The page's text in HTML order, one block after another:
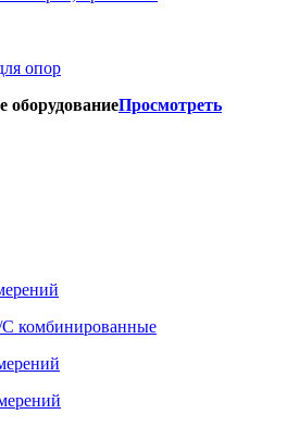
опор
оборудованиеПросмотреть
комбинированные